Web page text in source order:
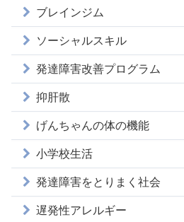
ブレインジム
ソーシャルスキル
発達障害改善プログラム
抑肝散
げんちゃんの体の機能
小学校生活
発達障害をとりまく社会
遅発性アレルギー